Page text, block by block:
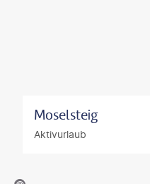
Moselsteig
Aktivurlaub